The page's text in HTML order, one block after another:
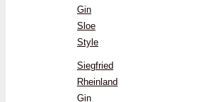
Gin
Sloe
Style
Siegfried
Rheinland
Gin